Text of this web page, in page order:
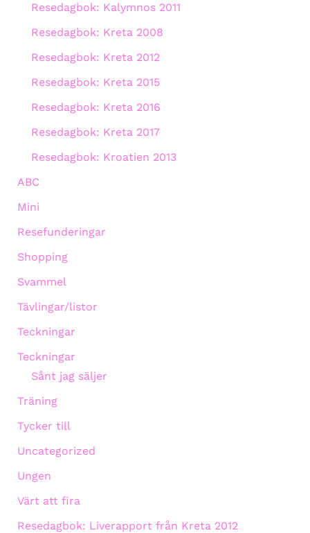
Resedagbok: Kalymnos 2011
Resedagbok: Kreta 2008
Resedagbok: Kreta 2012
Resedagbok: Kreta 2015
Resedagbok: Kreta 2016
Resedagbok: Kreta 2017
Resedagbok: Kroatien 2013
ABC
Mini
Resefunderingar
Shopping
Svammel
Tävlingar/listor
Teckningar
Teckningar
Sånt jag säljer
Träning
Tycker till
Uncategorized
Ungen
Värt att fira
Resedagbok: Liverapport från Kreta 2012